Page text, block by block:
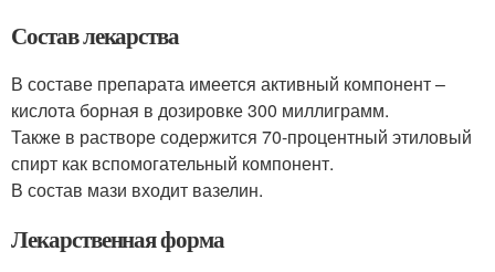
Состав лекарства
В составе препарата имеется активный компонент –
кислота борная в дозировке 300 миллиграмм.
Также в растворе содержится 70-процентный этиловый
спирт как вспомогательный компонент.
В состав мази входит вазелин.
Лекарственная форма